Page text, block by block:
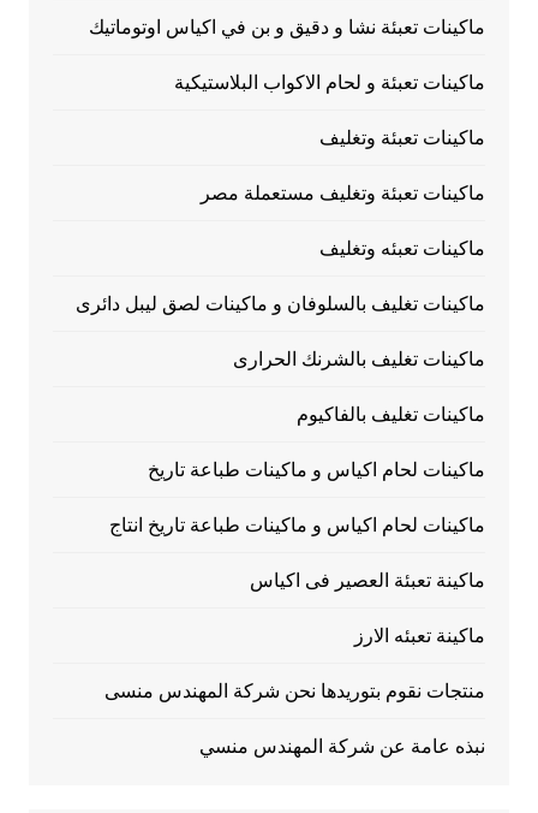
ماكينات تعبئة نشا و دقيق و بن في اكياس اوتوماتيك
ماكينات تعبئة و لحام الاكواب البلاستيكية
ماكينات تعبئة وتغليف
ماكينات تعبئة وتغليف مستعملة مصر
ماكينات تعبئه وتغليف
ماكينات تغليف بالسلوفان و ماكينات لصق ليبل دائرى
ماكينات تغليف بالشرنك الحرارى
ماكينات تغليف بالفاكيوم
ماكينات لحام اكياس و ماكينات طباعة تاريخ
ماكينات لحام اكياس و ماكينات طباعة تاريخ انتاج
ماكينة تعبئة العصير فى اكياس
ماكينة تعبئه الارز
منتجات نقوم بتوريدها نحن شركة المهندس منسى
نبذه عامة عن شركة المهندس منسي